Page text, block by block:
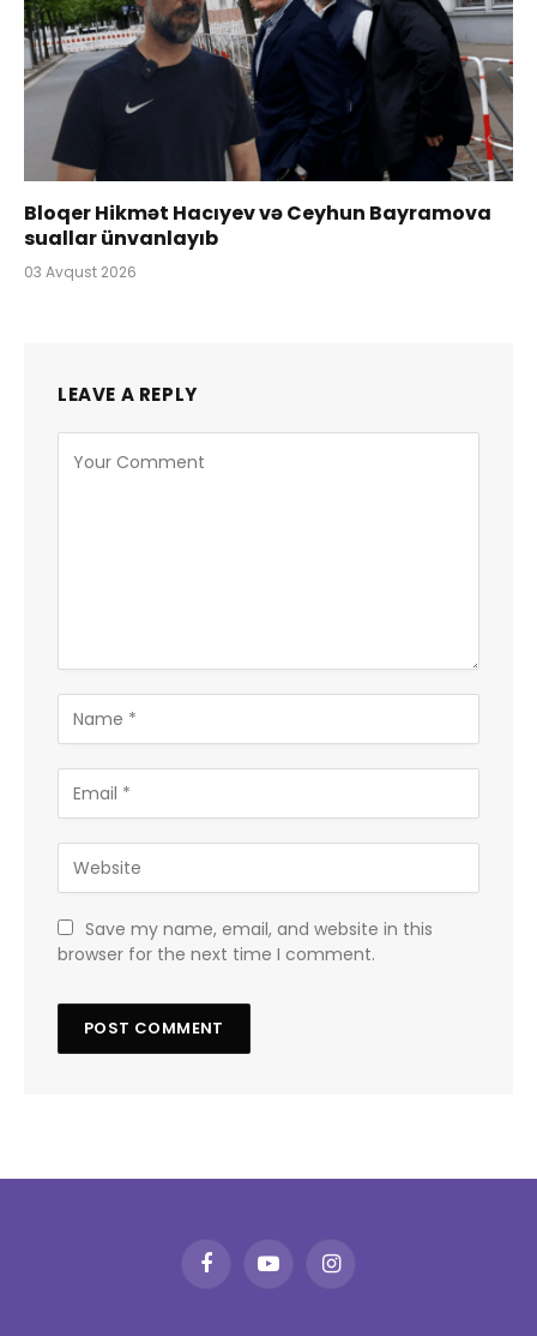
Bloqer Hikmət Hacıyev və Ceyhun Bayramova
suallar ünvanlayıb
03 Avqust 2026
LEAVE A REPLY
Save my name, email, and website in this
browser for the next time I comment.
FacebookYouTubeInstagram